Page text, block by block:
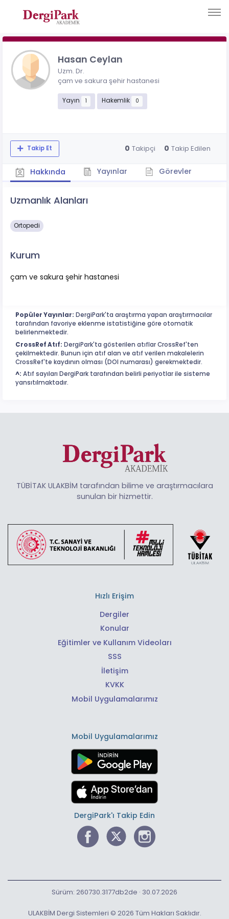
Hasan Ceylan
Uzm. Dr.
çam ve sakura şehir hastanesi
Yayın 1 Hakemlik 0
Takip Et 0 Takipçi 0 Takip Edilen
Hakkında Yayınlar Görevler
Uzmanlık Alanları
Ortopedi
Kurum
çam ve sakura şehir hastanesi
Popüler Yayınlar: DergiPark'ta araştırma yapan araştırmacılar
tarafından favoriye eklenme istatistiğine göre otomatik
belirlenmektedir.
CrossRef Atıf: DergiPark'ta gösterilen atıflar CrossRef'ten
çekilmektedir. Bunun için atıf alan ve atıf verilen makalelerin
CrossRef'te kaydının olması (DOI numarası) gerekmektedir.
^: Atıf sayıları DergiPark tarafından belirli periyotlar ile sisteme
yansıtılmaktadır.
TÜBİTAK ULAKBİM tarafından bilime ve araştırmacılara
sunulan bir hizmettir.
Hızlı Erişim
Dergiler
Konular
Eğitimler ve Kullanım Videoları
SSS
İletişim
KVKK
Mobil Uygulamalarımız
Mobil Uygulamalarımız
DergiPark'ı Takip Edin
ULAKBİM Dergi Sistemleri © 2026 Tüm Hakları Saklıdır.
Sürüm: 260730.3177db2de · 30.07.2026